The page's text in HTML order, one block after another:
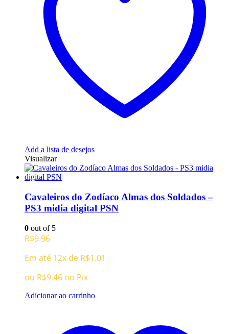
Add a lista de desejos
Visualizar
Cavaleiros do Zodíaco Almas dos Soldados –
PS3 midia digital PSN
0 out of 5
R$9.96
Em até 12x de R$1.01
ou R$9.46 no Pix
Adicionar ao carrinho